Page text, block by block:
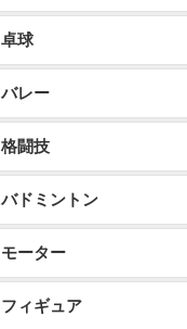
卓球
バレー
格闘技
バドミントン
モーター
フィギュア